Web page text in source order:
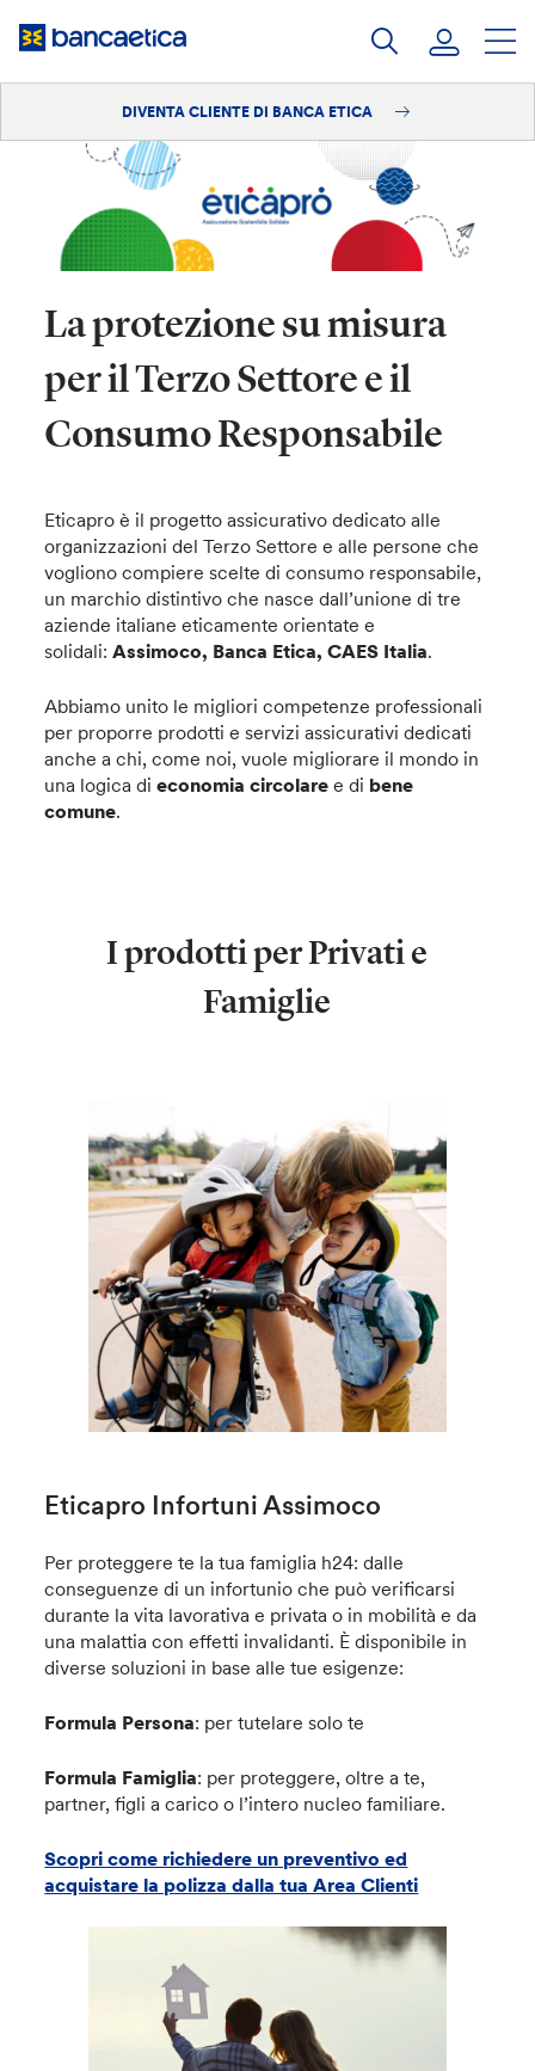
Diventa cliente
DIVENTA CLIENTE DI BANCA ETICA
La protezione su misura
per il Terzo Settore e il
Consumo Responsabile
Eticapro è il progetto assicurativo dedicato alle
organizzazioni del Terzo Settore e alle persone che
vogliono compiere scelte di consumo responsabile,
un marchio distintivo che nasce dall’unione di tre
aziende italiane eticamente orientate e
solidali:Assimoco, Banca Etica, CAES Italia.
Abbiamo unito le migliori competenze professionali
per proporre prodotti e servizi assicurativi dedicati
anche a chi, come noi, vuole migliorare il mondo in
una logica dieconomia circolare e di bene
comune.
I prodotti per Privati e
Famiglie
Eticapro Infortuni Assimoco
Per proteggere te la tua famiglia h24: dalle
conseguenze di un infortunio che può verificarsi
durante la vita lavorativa e privata o in mobilità e da
una malattia con effetti invalidanti. È disponibile in
diverse soluzioni in base alle tue esigenze:
Formula Persona: per tutelare solo te
Formula Famiglia: per proteggere, oltre a te,
partner, figli a carico o l’intero nucleo familiare.
Scopri come richiedere un preventivo ed
acquistare la polizza dalla tua Area Clienti